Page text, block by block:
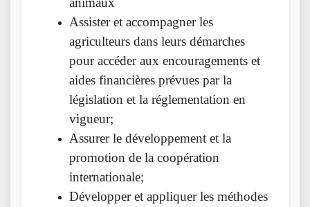
Assister et accompagner les
agriculteurs dans leurs démarches
pour accéder aux encouragements et
aides financières prévues par la
législation et la réglementation en
vigueur;
Assurer le développement et la
promotion de la coopération
internationale;
Développer et appliquer les méthodes